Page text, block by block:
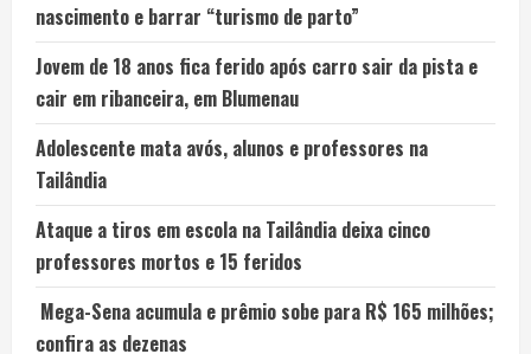
nascimento e barrar “turismo de parto”
Jovem de 18 anos fica ferido após carro sair da pista e
cair em ribanceira, em Blumenau
Adolescente mata avós, alunos e professores na
Tailândia
Ataque a tiros em escola na Tailândia deixa cinco
professores mortos e 15 feridos
Mega-Sena acumula e prêmio sobe para R$ 165 milhões;
confira as dezenas